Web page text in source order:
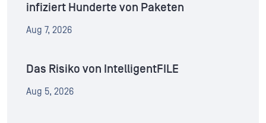
infiziert Hunderte von Paketen
Aug 7, 2026
Das Risiko von IntelligentFILE
Aug 5, 2026